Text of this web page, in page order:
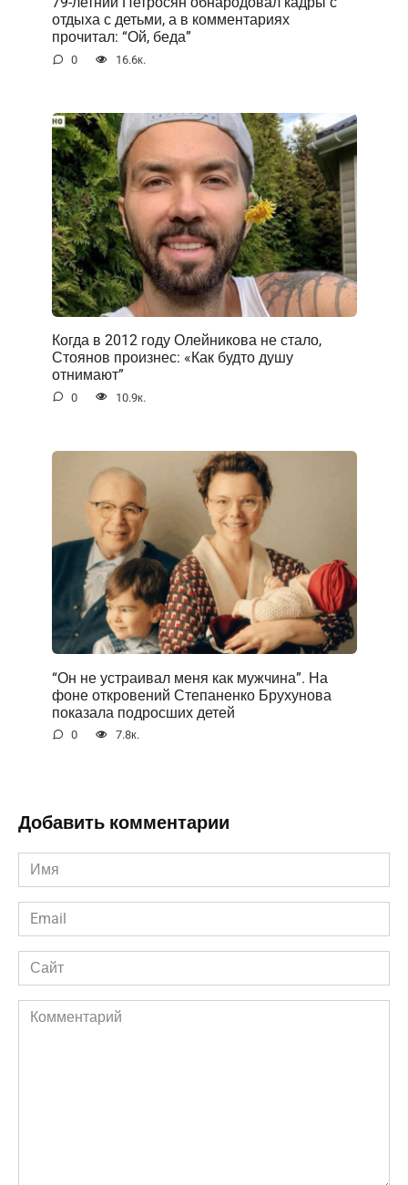
отдыха с детьми, а в комментариях
прочитал: “Ой, беда”
0 16.6к.
Когда в 2012 году Олейникова не стало,
Стоянов произнес: «Как будто душу
отнимают”
0 10.9к.
“Он не устраивал меня как мужчина”. На
фоне открoвений Степаненко Брухунова
показала подросших детей
0 7.8к.
Добавить комментарии
Имя
*
Email
*
Сайт
Комментарий